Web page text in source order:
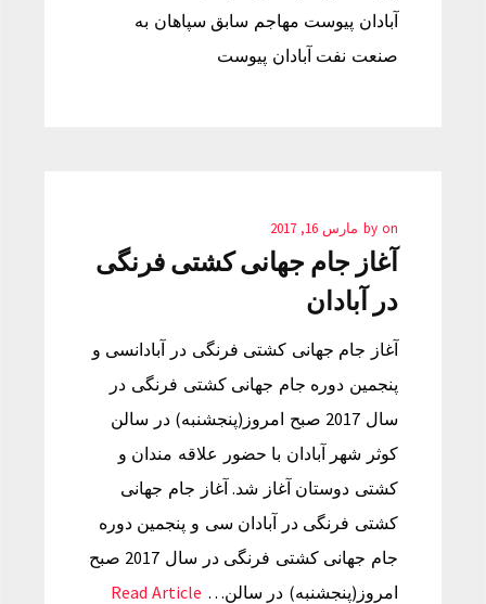
آبادان پیوست مهاجم سابق سپاهان به
صنعت نفت آبادان پیوست
by on مارس 16, 2017
آغاز جام جهانی کشتی فرنگی
در آبادان
آغاز جام جهانی کشتی فرنگی در آبادانسی و
پنجمین دوره جام جهانی کشتی فرنگی در
سال 2017 صبح امروز(پنجشنبه) در سالن
کوثر شهر آبادان با حضور علاقه مندان و
کشتی دوستان آغاز شد. آغاز جام جهانی
کشتی فرنگی در آبادان سی و پنجمین دوره
جام جهانی کشتی فرنگی در سال 2017 صبح
امروز(پنجشنبه) در سالن… Read Article